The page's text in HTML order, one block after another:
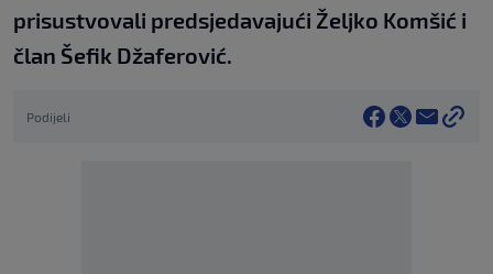
prisustvovali predsjedavajući Željko Komšić i
član Šefik Džaferović.
Podijeli